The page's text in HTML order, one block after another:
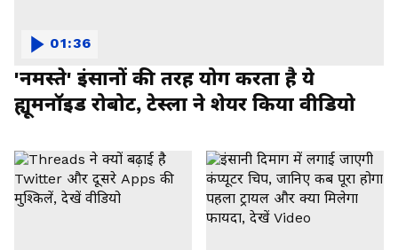
'नमस्ते' इंसानों की तरह योग करता है ये
ह्यूमनॉइड रोबोट, टेस्ला ने शेयर किया वीडियो
01:36